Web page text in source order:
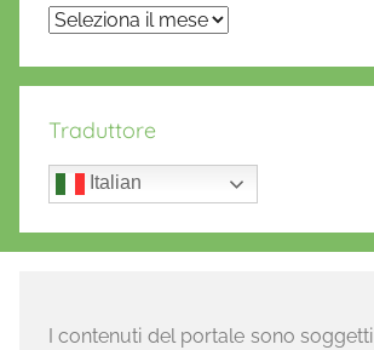
Archivi
Traduttore
Italian
I contenuti del portale sono soggetti